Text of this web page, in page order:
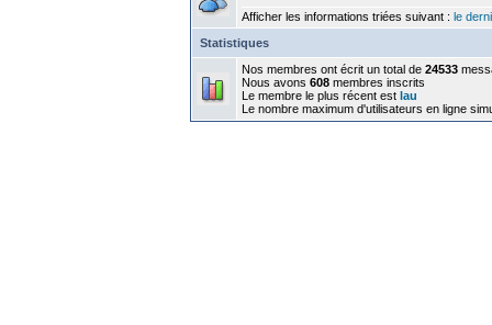
Afficher les informations triées suivant : le
Statistiques
Nos membres ont écrit un total de 24533
Nous avons 608 membres inscrits
Le membre le plus récent est lau
Le nombre maximum d'utilisateurs en ligne